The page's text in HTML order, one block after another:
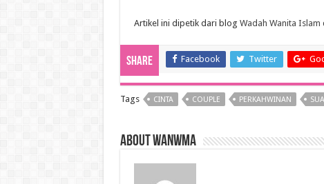
Artikel ini dipetik dari blog Wadah Wanita Islam
Share Facebook Twitter
Tags CINTA COUPLE PERKAHWINAN
About wanwma